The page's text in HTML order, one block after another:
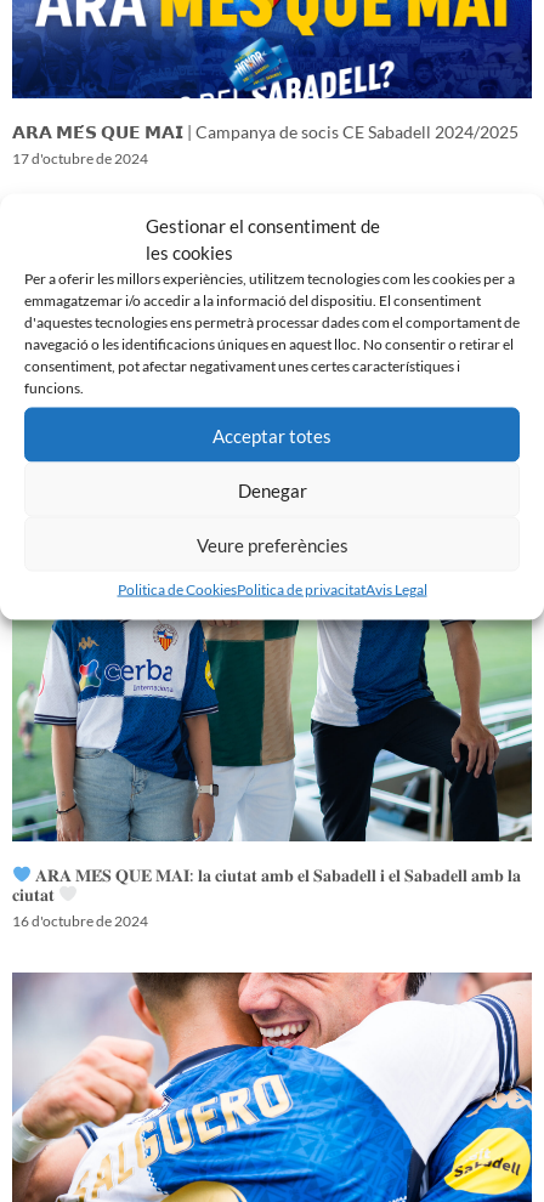
Gestionar el consentiment de
les cookies
Per a oferir les millors experiències, utilitzem tecnologies com les cookies per a
emmagatzemar i/o accedir a la informació del dispositiu. El consentiment
d'aquestes tecnologies ens permetrà processar dades com el comportament de
navegació o les identificacions úniques en aquest lloc. No consentir o retirar el
consentiment, pot afectar negativament unes certes característiques i
funcions.
Acceptar totes
Denegar
Veure preferències
Politica de CookiesPolitica de privacitatAvis Legal
𝗔𝗥𝗔 𝗠𝗘́𝗦 𝗤𝗨𝗘 𝗠𝗔𝗜 | Campanya de socis CE Sabadell 2024/2025
17 d'octubre de 2024
𝑽𝒆𝒏𝒊𝒎 𝒅’𝒖𝒏𝒂 𝒈𝒓𝒂𝒏 𝒃𝒂𝒕𝒂𝒍𝒍𝒂…𝒊 𝒂𝒏𝒆𝒎 𝒂 𝒑𝒆𝒓 𝒍𝒂 𝒔𝒆𝒈𝒖̈𝒆𝒏𝒕
𝐀𝐑𝐀 𝐌𝐄́𝐒 𝐐𝐔𝐄 𝐌𝐀𝐈: 𝐥𝐚 𝐜𝐢𝐮𝐭𝐚𝐭 𝐚𝐦𝐛 𝐞𝐥 𝐒𝐚𝐛𝐚𝐝𝐞𝐥𝐥 𝐢 𝐞𝐥 𝐒𝐚𝐛𝐚𝐝𝐞𝐥𝐥 𝐚𝐦𝐛 𝐥𝐚
𝐜𝐢𝐮𝐭𝐚𝐭
16 d'octubre de 2024